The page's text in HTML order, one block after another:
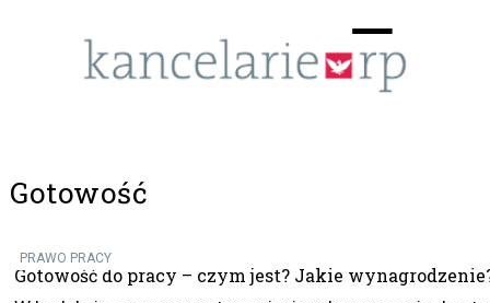
☰
Gotowość
PRAWO PRACY
Gotowość do pracy – czym jest? Jakie